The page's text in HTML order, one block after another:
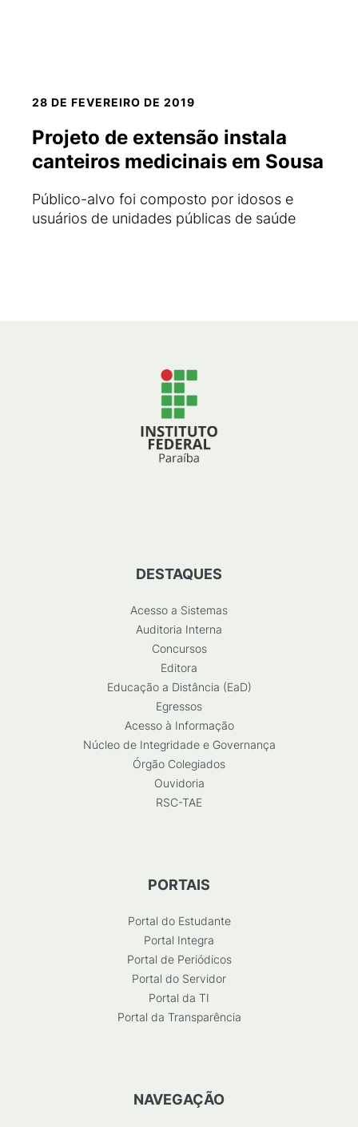
28 DE FEVEREIRO DE 2019
Projeto de extensão instala
canteiros medicinais em Sousa
Público-alvo foi composto por idosos e
usuários de unidades públicas de saúde
DESTAQUES
Acesso a Sistemas
Auditoria Interna
Concursos
Editora
Educação a Distância (EaD)
Egressos
Acesso à Informação
Núcleo de Integridade e Governança
Órgão Colegiados
Ouvidoria
RSC-TAE
PORTAIS
Portal do Estudante
Portal Integra
Portal de Periódicos
Portal do Servidor
Portal da TI
Portal da Transparência
NAVEGAÇÃO